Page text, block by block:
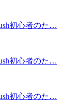
初心者のた…
初心者のた…
初心者のた…